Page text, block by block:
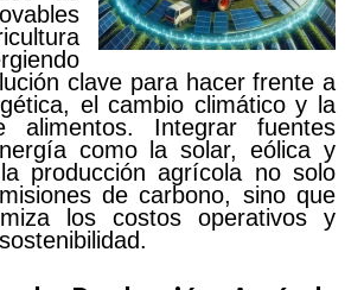
clave para hacer frente a
el cambio climático y la
alimentos. Integrar fuentes
como la solar, eólica y
producción agrícola no solo
de carbono, sino que
los costos operativos y